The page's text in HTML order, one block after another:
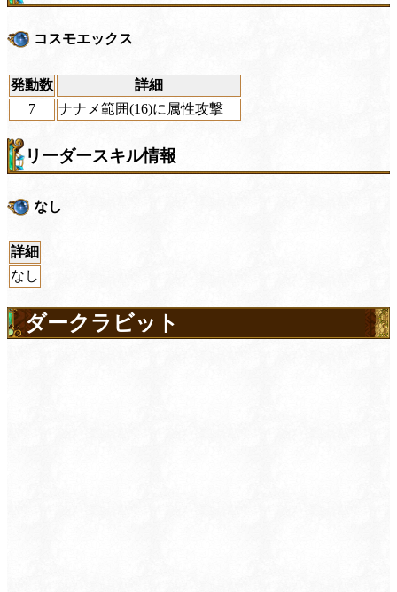
コスモエックス
発動数
詳細
7
ナナメ範囲(16)に属性攻撃
リーダースキル情報
なし
詳細
なし
ダークラビット